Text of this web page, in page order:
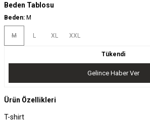
Beden Tablosu
Beden: M
M L XL XXL
Tükendi
Gelince Haber Ver
Ürün Özellikleri
T-shirt